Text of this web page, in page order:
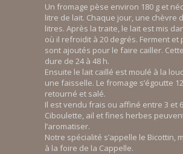
Un fromage pèse environ 180 g et
litre de lait. Chaque jour, une chèvre
litres. Après la traite, le lait est mis
où il refroidit à 20 degrés. Ferment et
sont ajoutés pour le faire cailler.
dure de 24 à 48 h.
Ensuite le lait caillé est moulé à la
une faisselle. Le fromage s’égoutte
retourné et salé.
Il est vendu frais ou affiné entre 3 et
Ciboulette, ail et fines herbes
l’aromatiser.
Notre spécialité s’appelle le Bicottin,
à la foire de la Cappelle.